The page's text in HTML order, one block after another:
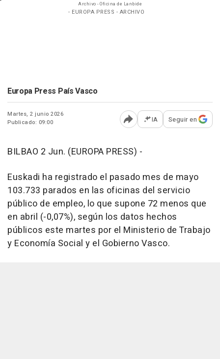
Archivo - Oficina de Lanbide
- EUROPA PRESS - ARCHIVO
Europa Press País Vasco
Martes, 2 junio 2026
Publicado: 09:00
Abrir opciones para
IA Seguir en
BILBAO 2 Jun. (EUROPA PRESS) -
Euskadi ha registrado el pasado mes de mayo
103.733 parados en las oficinas del servicio
público de empleo, lo que supone 72 menos que
en abril (-0,07%), según los datos hechos
públicos este martes por el Ministerio de Trabajo
y Economía Social y el Gobierno Vasco.